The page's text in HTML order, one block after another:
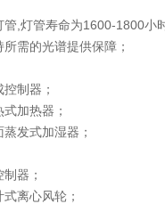
管,灯管寿命为1600-1800小
需的光谱提供保障；
制器；
加热器；
发式加湿器；
器；
离心风轮；